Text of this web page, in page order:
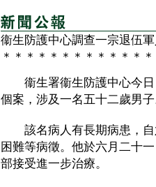
衞生防護中心調查一宗退伍
＊＊＊＊＊＊＊＊＊＊＊＊
衞生署衞生防護中心今日
個案，涉及一名五十二歲男
該名病人有長期病患，自
困難等病徵。他於六月二十
部接受進一步治療。